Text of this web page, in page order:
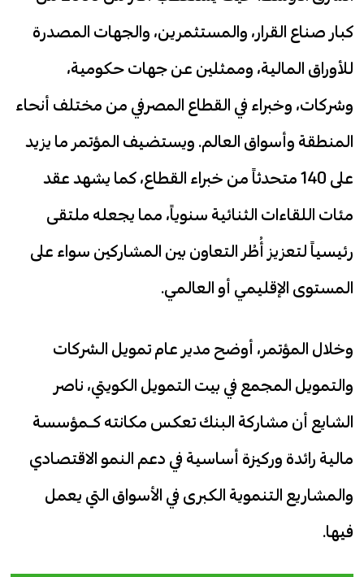
كبار صناع القرار، والمستثمرين، والجهات المصدرة
للأوراق المالية، وممثلين عن جهات حكومية،
وشركات، وخبراء في القطاع المصرفي من مختلف أنحاء
المنطقة وأسواق العالم. ويستضيف المؤتمر ما يزيد
على 140 متحدثاً من خبراء القطاع، كما يشهد عقد
مئات اللقاءات الثنائية سنوياً، مما يجعله ملتقى
رئيسياً لتعزيز أُطُر التعاون بين المشاركين سواء على
المستوى الإقليمي أو العالمي.
وخلال المؤتمر، أوضح مدير عام تمويل الشركات
والتمويل المجمع في بيت التمويل الكويتي، ناصر
الشايع أن مشاركة البنك تعكس مكانته كـمؤسسة
مالية رائدة وركيزة أساسية في دعم النمو الاقتصادي
والمشاريع التنموية الكبرى في الأسواق التي يعمل
فيها.